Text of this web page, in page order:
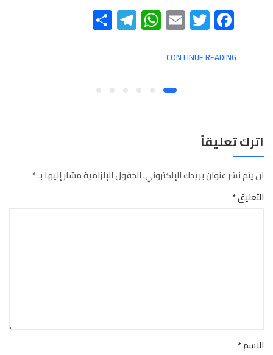
Facebook
Twitter
Email
WhatsApp
Telegram
Share
CONTINUE READING
اترك تعليقاً
لن يتم نشر عنوان بريدك الإلكتروني.الحقول الإلزامية مشار إليها بـ*
التعليق*
الاسم*